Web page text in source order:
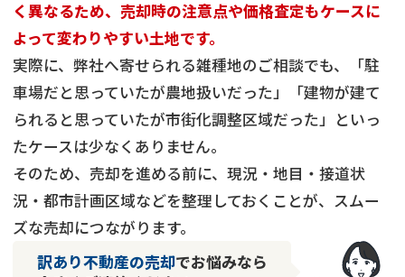
任意売却 空き家
アンケート調査
く異なるため、売却時の注意点や価格査定もケースに
よって変わりやすい土地です。
実際に、弊社へ寄せられる雑種地のご相談でも、「駐
車場だと思っていたが農地扱いだった」「建物が建て
られると思っていたが市街化調整区域だった」といっ
たケースは少なくありません。
そのため、売却を進める前に、現況・地目・接道状
況・都市計画区域などを整理しておくことが、スムー
ズな売却につながります。
訳あり不動産の売却でお悩みなら